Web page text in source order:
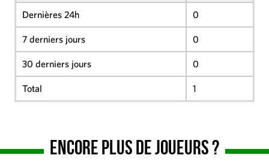
Dernières 24h 0
7 derniers jours 0
30 derniers jours 0
Total 1
Encore plus de joueurs ?